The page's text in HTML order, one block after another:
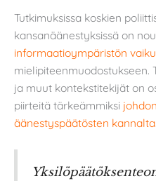
Tutkimuksissa koskien
kansanäänestyksissä on
informaatioympäristön
ja muut kontekstitekijät on
piirteitä tärkeämmiksi
äänestyspäätösten kannalta